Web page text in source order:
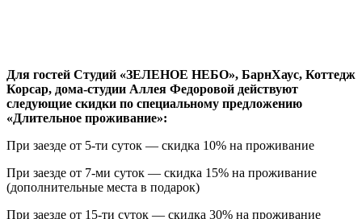
Для гостей Студий «ЗЕЛЕНОЕ НЕБО», БарнХаус, Коттедж
Корсар, дома-студии Аллея Федоровой действуют
следующие скидки по специальному предложению
«Длительное проживание»:
При заезде от 5-ти суток — скидка 10% на проживание
При заезде от 7-ми суток — скидка 15% на проживание
(дополнительные места в подарок)
При заезде от 15-ти суток — скидка 30% на проживание